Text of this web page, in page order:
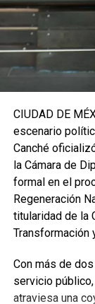
representación
Fuente: 5to
CIUDAD DE
escenario
Canché
la Cámara de
formal en el
Regeneración
titularidad de la
Transformación
Con más de
servicio
atraviesa una